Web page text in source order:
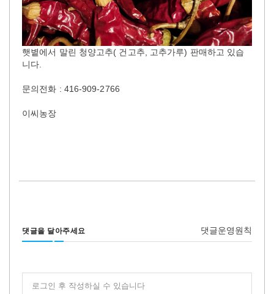
햇볕에서 말린 청양고추( 건고추, 고추가루) 판매하고 있습
니다.
문의전화 : 416-909-2766
이씨농장
댓글을 달아주세요 댓글운영원칙
로그인 후 작성하실 수 있습니다